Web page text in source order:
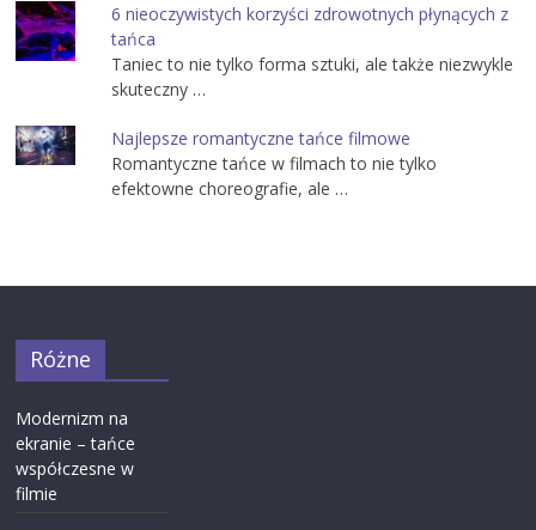
6 nieoczywistych korzyści zdrowotnych płynących z
tańca
Taniec to nie tylko forma sztuki, ale także niezwykle
skuteczny …
Najlepsze romantyczne tańce filmowe
Romantyczne tańce w filmach to nie tylko
efektowne choreografie, ale …
Różne
Modernizm na
ekranie – tańce
współczesne w
filmie